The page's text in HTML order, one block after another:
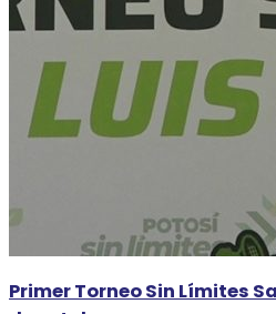
Primer Torneo Sin Límites